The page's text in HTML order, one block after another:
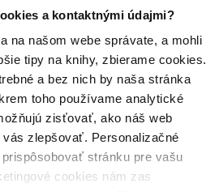
a kontaktnými údajmi?
na našom webe správate, a mohli
tipy na knihy, zbierame cookies.
a bez nich by naša stránka
toho používame analytické
zisťovať, ako náš web
vás zlepšovať. Personalizačné
stránku pre vašu
cookies nám zas